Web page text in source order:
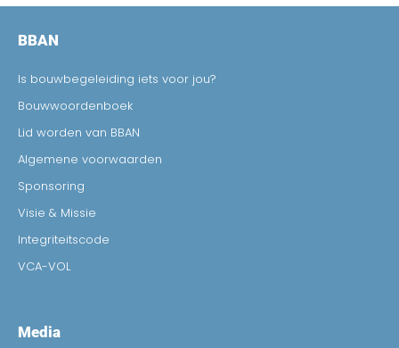
BBAN
Is bouwbegeleiding iets voor jou?
Bouwwoordenboek
Lid worden van BBAN
Algemene voorwaarden
Sponsoring
Visie & Missie
Integriteitscode
VCA-VOL
Media